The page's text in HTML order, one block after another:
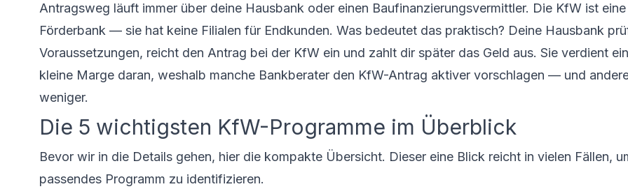
Antragsweg läuft immer über deine Hausbank oder einen Baufinanzierungsvermittler. Die KfW ist
Förderbank — sie hat keine Filialen für Endkunden. Was bedeutet das praktisch? Deine Hausbank
Voraussetzungen, reicht den Antrag bei der KfW ein und zahlt dir später das Geld aus. Sie verdient
kleine Marge daran, weshalb manche Bankberater den KfW-Antrag aktiver vorschlagen — und
weniger.
Die 5 wichtigsten KfW-Programme im Überblick
Bevor wir in die Details gehen, hier die kompakte Übersicht. Dieser eine Blick reicht in vielen Fällen,
passendes Programm zu identifizieren.